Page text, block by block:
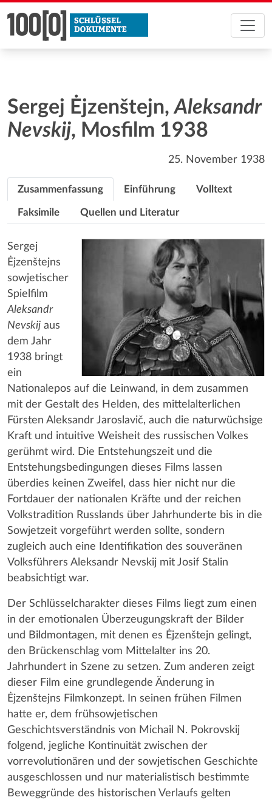
Sergej Ėjzenštejn,Aleksandr
Nevskij, Mosfilm 1938
25. November 1938
Zusammenfassung Einführung Volltext
Faksimile Quellen und Literatur
Sergej
Ėjzenštejns
sowjetischer
Spielfilm
Aleksandr
Nevskij aus
dem Jahr
1938 bringt
ein
Nationalepos auf die Leinwand, in dem zusammen
mit der Gestalt des Helden, des mittelalterlichen
Fürsten Aleksandr Jaroslavič, auch die naturwüchsige
Kraft und intuitive Weisheit des russischen Volkes
gerühmt wird. Die Entstehungszeit und die
Entstehungsbedingungen dieses Films lassen
überdies keinen Zweifel, dass hier nicht nur die
Fortdauer der nationalen Kräfte und der reichen
Volkstradition Russlands über Jahrhunderte bis in die
Sowjetzeit vorgeführt werden sollte, sondern
zugleich auch eine Identifikation des souveränen
Volksführers Aleksandr Nevskij mit Josif Stalin
beabsichtigt war.
Der Schlüsselcharakter dieses Films liegt zum einen
in der emotionalen Überzeugungskraft der Bilder
und Bildmontagen, mit denen es Ėjzenštejn gelingt,
den Brückenschlag vom Mittelalter ins 20.
Jahrhundert in Szene zu setzen. Zum anderen zeigt
dieser Film eine grundlegende Änderung in
Ėjzenštejns Filmkonzept. In seinen frühen Filmen
hatte er, dem frühsowjetischen
Geschichtsverständnis von Michail N. Pokrovskij
folgend, jegliche Kontinuität zwischen der
vorrevolutionären und der sowjetischen Geschichte
ausgeschlossen und nur materialistisch bestimmte
Beweggründe des historischen Verlaufs gelten